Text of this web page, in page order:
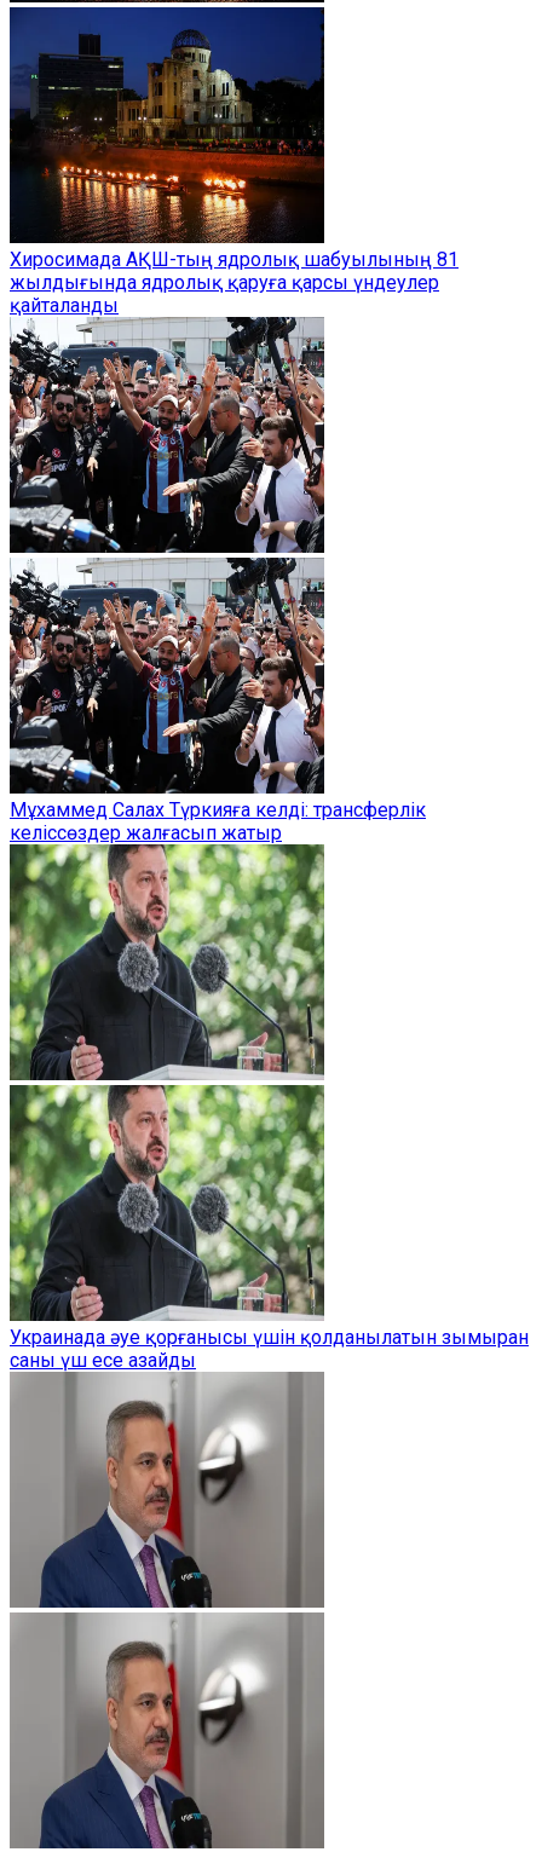
Хиросимада АҚШ-тың ядролық шабуылының 81
жылдығында ядролық қаруға қарсы үндеулер
қайталанды
Мұхаммед Салах Түркияға келді: трансферлік
келіссөздер жалғасып жатыр
Украинада әуе қорғанысы үшін қолданылатын зымыран
саны үш есе азайды